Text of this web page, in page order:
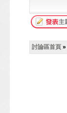
討論區首頁 »